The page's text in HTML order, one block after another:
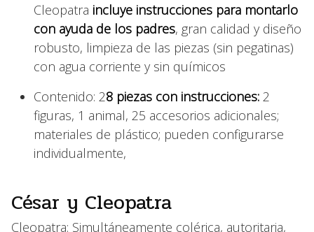
Cleopatra incluye instrucciones para montarlo
con ayuda de los padres, gran calidad y diseño
robusto, limpieza de las piezas (sin pegatinas)
con agua corriente y sin químicos
Contenido: 28 piezas con instrucciones: 2
figuras, 1 animal, 25 accesorios adicionales;
materiales de plástico; pueden configurarse
individualmente,
César y Cleopatra
Cleopatra: Simultáneamente colérica, autoritaria,